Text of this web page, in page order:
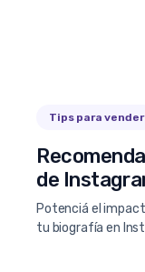
Tips para vender
de
Potenciá el
tu biografía en